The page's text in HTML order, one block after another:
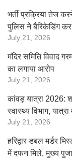
भर्ती प्रक्रिया तेज
पुलिस ने बैरिकेडिंग कर
July 21, 2026
मंदिर समिति विवाद
का लगाया आरोप
July 21, 2026
कांवड़ यात्रा 2026:
स्वास्थ्य विभाग,
July 21, 2026
हरिद्वार डबल मर्डर
में दफन मिले, मुख्य